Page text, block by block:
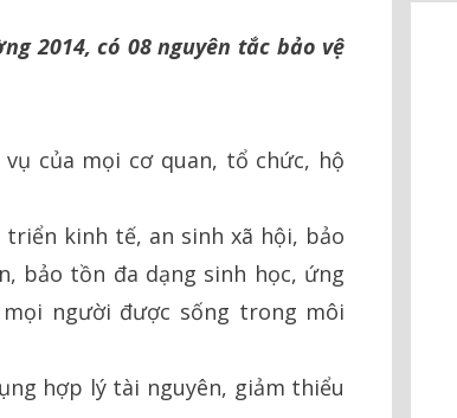
2014, có 08 nguyên tắc bảo vệ
của mọi cơ quan, tổ chức, hộ
kinh tế, an sinh xã hội, bảo
bảo tồn đa dạng sinh học, ứng
người được sống trong môi
hợp lý tài nguyên, giảm thiểu